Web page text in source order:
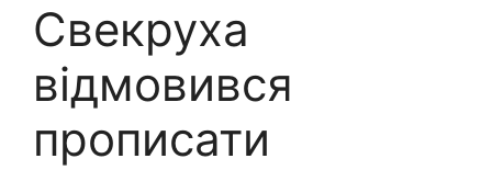
Свекруха
відмовився
прописати